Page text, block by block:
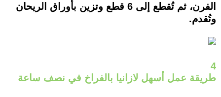
الفرن، ثم تُقطع إلى 6 قطع وتزين بأوراق الريحان
وتُقدم.
4
طريقة عمل أسهل لازانيا بالفراخ في نصف ساعة